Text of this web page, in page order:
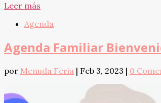
Leer más
Agenda
Agenda Familiar
por Menuda Feria | Feb 3, 2023 | 0